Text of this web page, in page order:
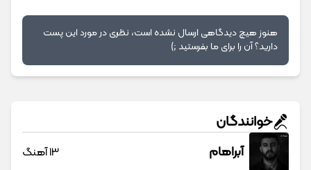
هنوز هیچ دیدگاهی ارسال نشده است، نظری در مورد این پست
دارید؟ آن را برای ما بفرستید ;)
خوانندگان
آبراهام 13 آهنگ